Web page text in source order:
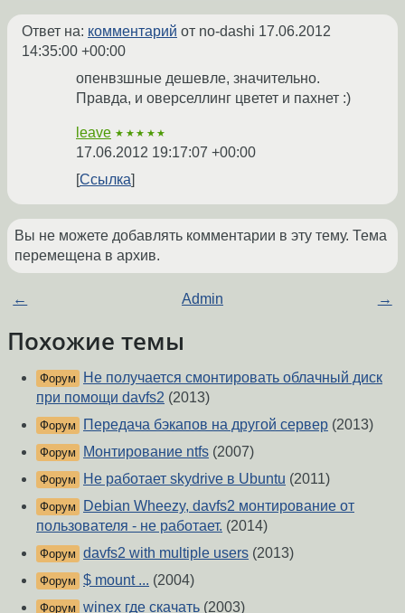
Ответ на: комментарий от no-dashi 17.06.2012
14:35:00 +00:00
опенвзшные дешевле, значительно.
Правда, и оверселлинг цветет и пахнет :)
leave ★★★★★
17.06.2012 19:17:07 +00:00
Ссылка
Вы не можете добавлять комментарии в эту тему. Тема
перемещена в архив.
← Admin →
Похожие темы
Форум
Не получается смонтировать облачный диск
при помощи davfs2 (2013)
Форум Передача бэкапов на другой сервер (2013)
Форум Монтирование ntfs (2007)
Форум Не работает skydrive в Ubuntu (2011)
Форум
Debian Wheezy, davfs2 монтирование от
пользователя - не работает. (2014)
Форум davfs2 with multiple users (2013)
Форум $ mount ... (2004)
Форум winex где скачать (2003)